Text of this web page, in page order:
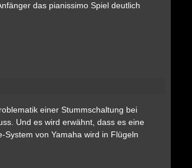
das pianissimo Spiel deutlich
einer Stummschaltung bei
Und es wird erwähnt, dass es eine
von Yamaha wird in Flügeln